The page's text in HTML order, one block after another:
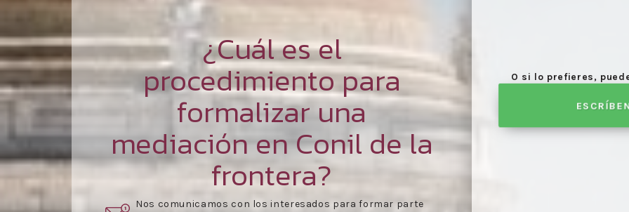
¿Cuál es el
procedimiento para
formalizar una
mediación en Conil de la
frontera?
Una vez aceptado el presupuesto,se agenda día de
O si lo prefieres,